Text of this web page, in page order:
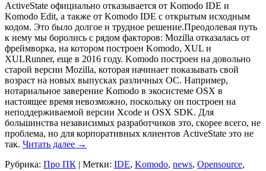
ActiveState официально отказывается от Komodo IDE и
Komodo Edit, а также от Komodo IDE с открытым исходным
кодом. Это было долгое и трудное решение.Преодолевая путь
к нему мы боролись с рядом факторов: Mozilla отказалась от
фреймворка, на котором построен Komodo, XUL и
XULRunner, еще в 2016 году. Komodo построен на довольно
старой версии Mozilla, которая начинает показывать свой
возраст на новых выпусках различных ОС. Например,
нотариальное заверение Komodo в экосистеме OSX в
настоящее время невозможно, поскольку он построен на
неподдерживаемой версии Xcode и OSX SDK. Для
большинства независимых разработчиков это, скорее всего, не
проблема, но для корпоративных клиентов ActiveState это не
так. Читать далее →
Рубрика: Про ПК Метки: IDE, Komodo, news, Opensource,